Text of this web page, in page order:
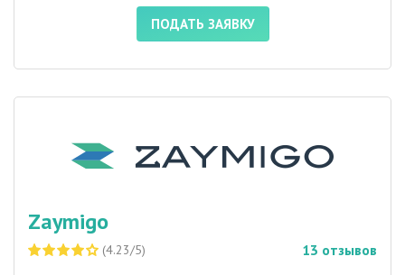
ПОДАТЬ ЗАЯВКУ
Zaymigo
(4.23/5) 13 отзывов